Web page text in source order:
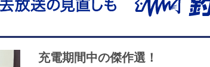
充電期間中の傑作選！